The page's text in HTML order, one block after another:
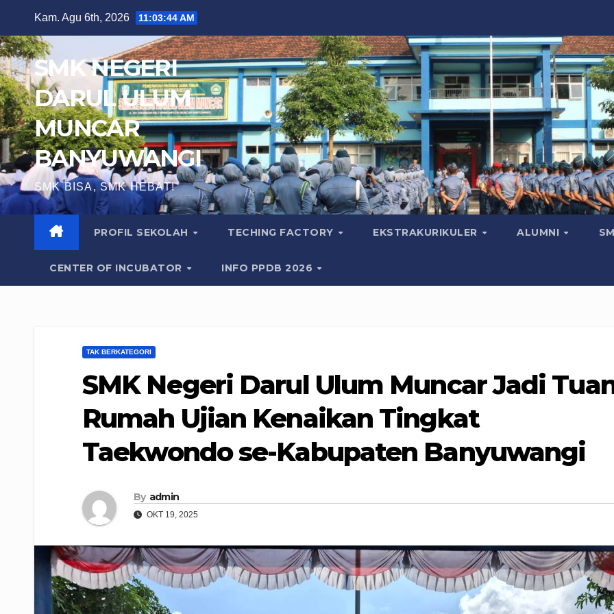
content
Kam. Agu 6th, 2026 11:03:46 AM
SMK NEGERI
DARUL ULUM
MUNCAR
BANYUWANGI
SMK BISA, SMK HEBAT!
PROFIL SEKOLAH TECHING FACTORY EKSTRAKURIKULER ALUMNI
CENTER OF INCUBATOR INFO PPDB 2026
TAK BERKATEGORI
SMK Negeri Darul Ulum Muncar Jadi
Rumah Ujian Kenaikan Tingkat
Taekwondo se-Kabupaten Banyuwangi
By admin
OKT 19, 2025